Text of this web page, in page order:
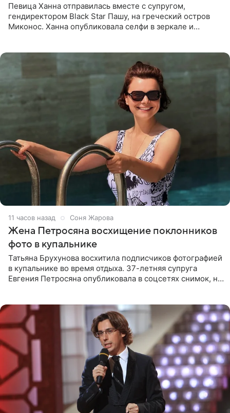
Певица Ханна отправилась вместе с супругом,
гендиректором Black Star Пашу, на греческий остров
Миконос. Ханна опубликовала селфи в зеркале и
11 часов назад Соня Жарова
Жена Петросяна восхищение поклонников
фото в купальнике
Татьяна Брухунова восхитила подписчиков фотографией
в купальнике во время отдыха. 37-летняя супруга
Евгения Петросяна опубликовала в соцсетях снимок, на